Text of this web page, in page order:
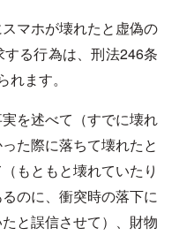
マホが壊れたと虚偽の
る行為は、刑法246条
ます。
を述べて（すでに壊れ
た際に落ちて壊れたと
もともと壊れていたり
のに、衝突時の落下に
と誤信させて）、財物